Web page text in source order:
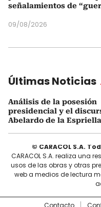
señalamientos de
09/08/2026
Últimas Noticias
Análisis de la posesión
presidencial y el
Abelardo de la Espriella
© CARACOL S.A.
CARACOL S.A. realiza una
usos de las obras y otras
web a medios de lectura